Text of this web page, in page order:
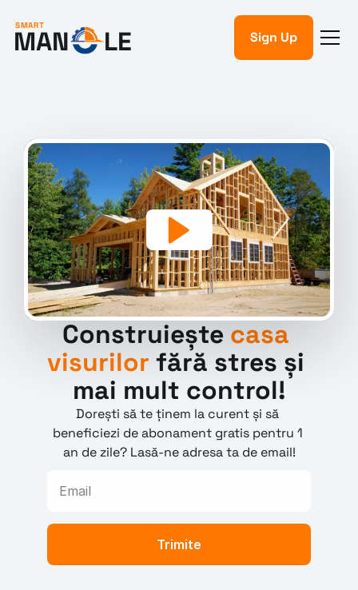
LE
MAN
SMART
Contact
Demo
Sign Up
Construiește casa
visurilor fără stres și
mai mult control!
Dorești să te ținem la curent și să
beneficiezi de abonament gratis pentru 1
an de zile? Lasă-ne adresa ta de email!